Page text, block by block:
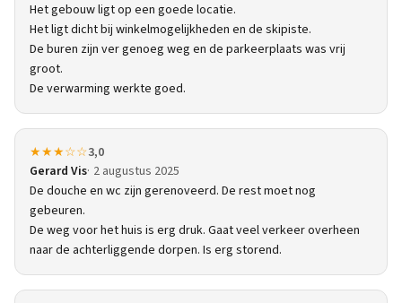
Het gebouw ligt op een goede locatie.
Het ligt dicht bij winkelmogelijkheden en de skipiste.
De buren zijn ver genoeg weg en de parkeerplaats was vrij
groot.
De verwarming werkte goed.
★★★☆☆3,0
Gerard Vis 2 augustus 2025
De douche en wc zijn gerenoveerd. De rest moet nog
gebeuren.
De weg voor het huis is erg druk. Gaat veel verkeer overheen
naar de achterliggende dorpen. Is erg storend.